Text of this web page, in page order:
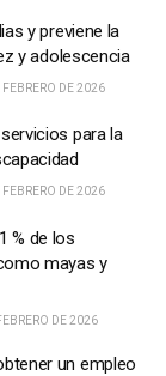
y previene la
y adolescencia
FEBRERO DE 2026
para la
FEBRERO DE 2026
% de los
mayas y
DE 2026
un empleo